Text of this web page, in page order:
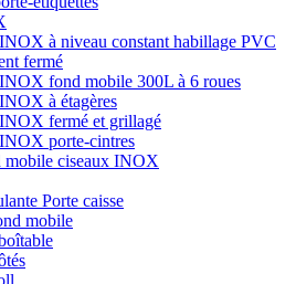
à niveau constant habillage PVC
fermé
fond mobile 300L à 6 roues
à étagères
fermé et grillagé
porte-cintres
ciseaux INOX
Porte caisse
mobile